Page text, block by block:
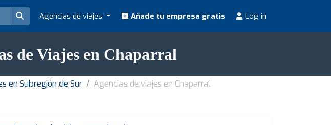
Agencias de viajes Añade tu empresa gratis Log in
de Viajes en Chaparral
en Subregión de Sur Agencias de viajes en Chaparral